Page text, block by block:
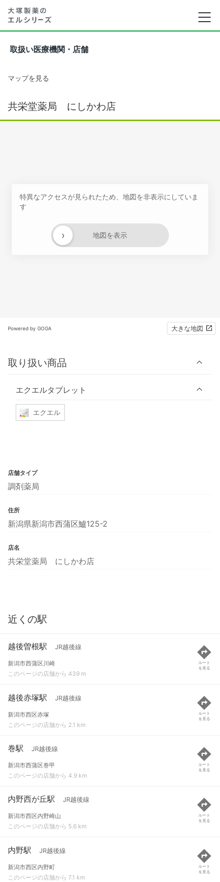
取扱い医療機関・店舗
マップを見る
共栄堂薬局 にしかわ店
特異なアクセスが見られたため、地図を非表示にしていま
す
地図を表示
›
Powered by GOGA 大きな地図
取り扱い商品
エクエルタブレット
エクエル
店舗タイプ
調剤薬局
住所
新潟県新潟市西蒲区鱸125-2
店名
共栄堂薬局 にしかわ店
近くの駅
越後曽根駅 JR越後線
新潟市西蒲区川崎
このページの店舗から 439 m
ルート
を見る
越後赤塚駅 JR越後線
新潟市西区赤塚
このページの店舗から 2.1 km
ルート
を見る
巻駅 JR越後線
新潟市西蒲区巻甲
このページの店舗から 4.9 km
ルート
を見る
内野西が丘駅 JR越後線
新潟市西区内野崎山
このページの店舗から 5.6 km
ルート
を見る
内野駅 JR越後線
新潟市西区内野町
このページの店舗から 7.1 km
ルート
を見る